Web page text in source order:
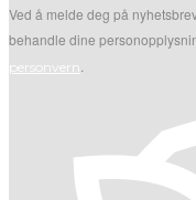
Ved å melde deg på
behandle dine
personvern